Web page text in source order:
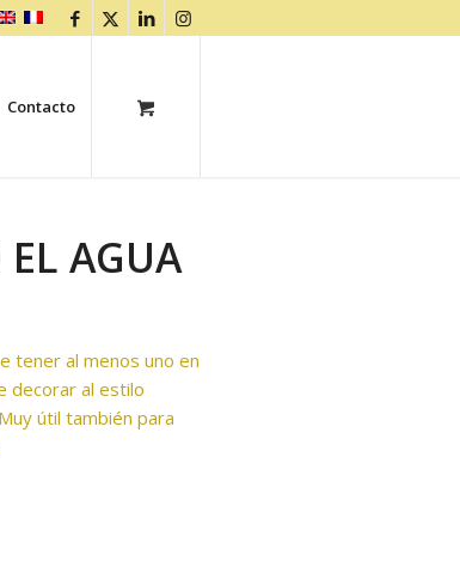
Contacto
AGUA
tener al menos uno en
decorar al estilo
útil también para